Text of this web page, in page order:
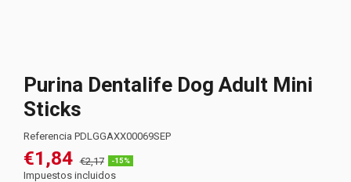
Purina Dentalife Dog Adult Mini
Sticks
Referencia PDLGGAXX00069SEP
€1,84 €2,17 -15%
Impuestos incluidos